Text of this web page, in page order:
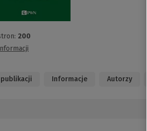
200
Informacje Autorzy